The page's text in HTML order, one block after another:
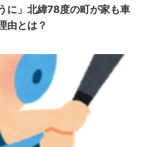
に」北緯78度の町が家も車
由とは？